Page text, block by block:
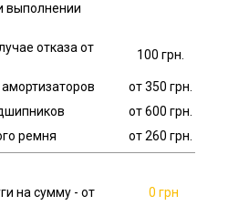
на сумму - от 0 грн
выполнении
отказа от
100 грн.
от 350 грн.
от 600 грн.
ремня
от 260 грн.